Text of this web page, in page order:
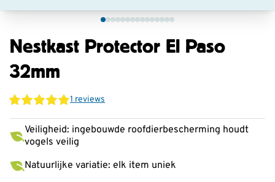
Nestkast Protector El Paso
32mm
1 reviews
Veiligheid: ingebouwde roofdierbescherming houdt
vogels veilig
Natuurlijke variatie: elk item uniek